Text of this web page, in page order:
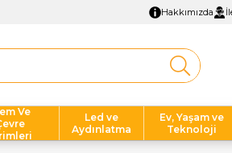
Hakkımızda
Ve
Led ve
Aydınlatma
Ev, Yaşam ve
Teknoloji